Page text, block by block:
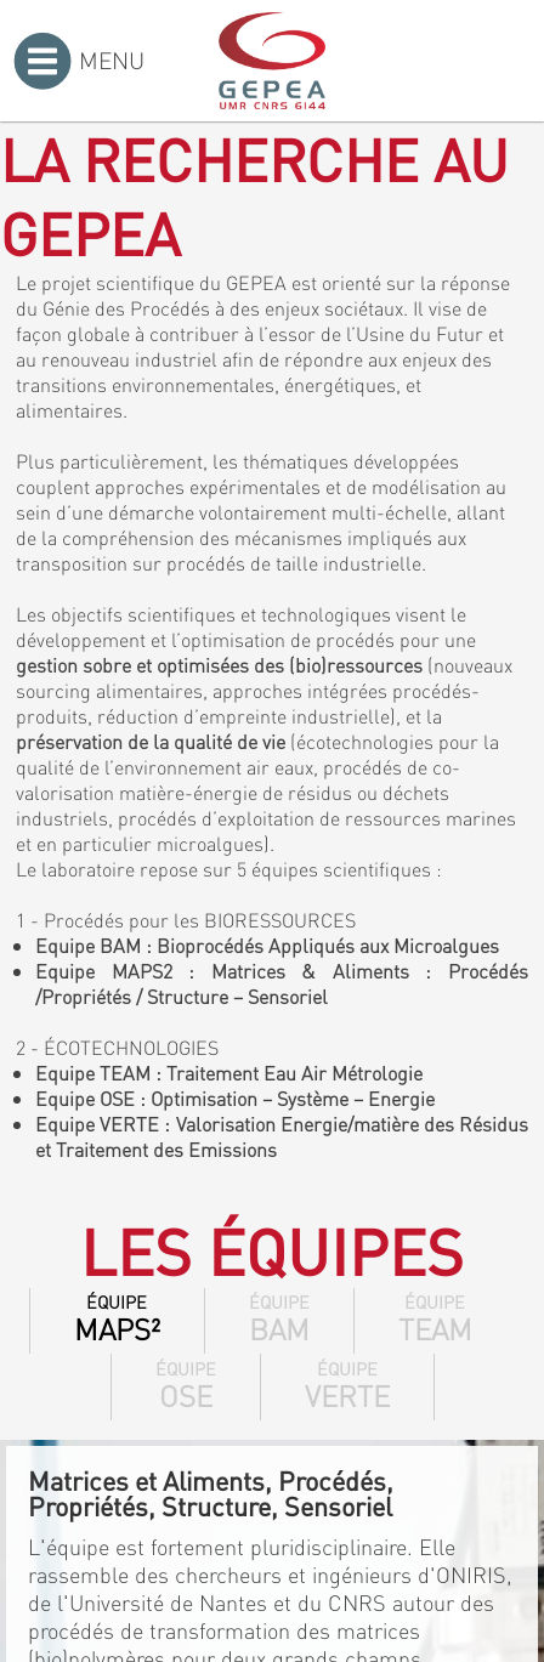
MENU
LA RECHERCHE AU
GEPEA
Le projet scientifique du GEPEA est orienté sur la réponse
du Génie des Procédés à des enjeux sociétaux. Il vise de
façon globale à contribuer à l’essor de l’Usine du Futur et
au renouveau industriel afin de répondre aux enjeux des
transitions environnementales, énergétiques, et
alimentaires.
Plus particulièrement, les thématiques développées
couplent approches expérimentales et de modélisation au
sein d’une démarche volontairement multi-échelle, allant
de la compréhension des mécanismes impliqués aux
transposition sur procédés de taille industrielle.
Les objectifs scientifiques et technologiques visent le
développement et l’optimisation de procédés pour une
gestion sobre et optimisées des (bio)ressources (nouveaux
sourcing alimentaires, approches intégrées procédés-
produits, réduction d’empreinte industrielle), et la
préservation de la qualité de vie (écotechnologies pour la
qualité de l’environnement air eaux, procédés de co-
valorisation matière-énergie de résidus ou déchets
industriels, procédés d’exploitation de ressources marines
et en particulier microalgues).
Le laboratoire repose sur 5 équipes scientifiques :
1 - Procédés pour les BIORESSOURCES
Equipe BAM : Bioprocédés Appliqués aux Microalgues
Equipe MAPS2 : Matrices & Aliments : Procédés
/Propriétés / Structure – Sensoriel
2 - ÉCOTECHNOLOGIES
Equipe TEAM : Traitement Eau Air Métrologie
Equipe OSE : Optimisation – Système – Energie
Equipe VERTE : Valorisation Energie/matière des Résidus
et Traitement des Emissions
LES ÉQUIPES
ÉQUIPE
MAPS²
ÉQUIPE
BAM
ÉQUIPE
TEAM
ÉQUIPE
OSE
ÉQUIPE
VERTE
Matrices et Aliments, Procédés,
Propriétés, Structure, Sensoriel
L'équipe est fortement pluridisciplinaire. Elle
rassemble des chercheurs et ingénieurs d'ONIRIS,
de l'Université de Nantes et du CNRS autour des
procédés de transformation des matrices